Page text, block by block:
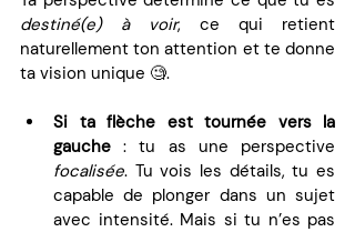
destiné(e) à voir, ce qui retient
naturellement ton attention et te donne
ta vision unique 🧐.
Si ta flèche est tournée vers la
gauche
focalisée. Tu vois les détails, tu es
capable de plonger dans un sujet
avec intensité. Mais si tu n’es pas